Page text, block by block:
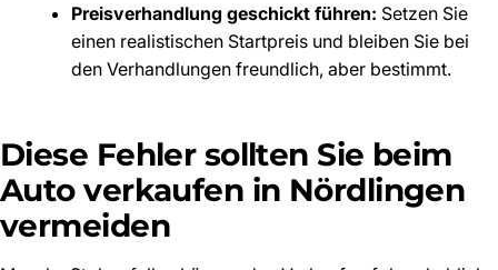
Preisverhandlung geschickt führen: Setzen Sie
einen realistischen Startpreis und bleiben Sie bei
den Verhandlungen freundlich, aber bestimmt.
Diese Fehler sollten Sie beim
Auto verkaufen in Nördlingen
vermeiden